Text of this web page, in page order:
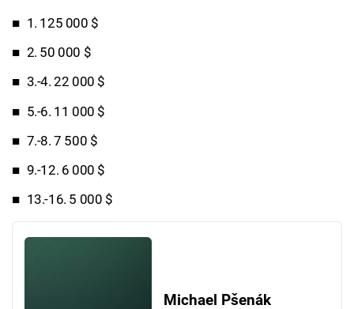
1. 125 000 $
2. 50 000 $
3.-4. 22 000 $
5.-6. 11 000 $
7.-8. 7 500 $
9.-12. 6 000 $
13.-16. 5 000 $
Michael Pšenák